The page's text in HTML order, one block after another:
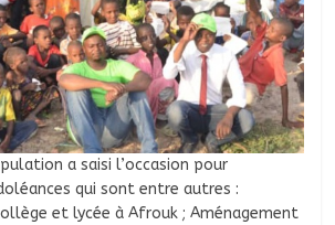
a saisi l’occasion pour
qui sont entre autres :
et lycée à Afrouk ; Aménagement